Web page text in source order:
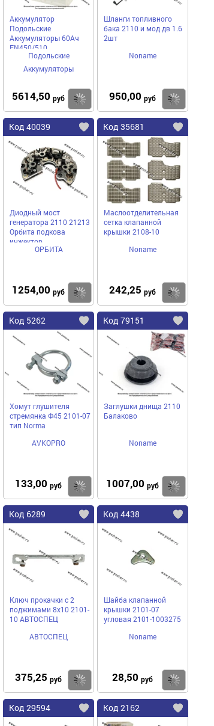
Аккумулятор
Подольские
Аккумуляторы 60Ач
EN450/510
242х175х190 обр/п
П203845
Подольские
Аккумуляторы
5614,50 руб Купить
Шланги топливного
бака 2110 и мод дв 1.6
2шт
Noname
950,00 руб
Код 40039
Диодный мост
генератора 2110 21213
Орбита подкова
инжектор
ОРБИТА
1254,00 руб Купить
Код 35681
Маслоотделительная
сетка клапанной
крышки 2108-10
Noname
242,25 руб
Код 5262
Хомут глушителя
стремянка Ф45 2101-07
тип Norma
AVKOPRO
133,00 руб Купить
Код 79151
Заглушки днища 2110
Балаково
Noname
1007,00 руб
Код 6289
Ключ прокачки с 2
поджимами 8x10 2101-
10 АВТОСПЕЦ
АВТОСПЕЦ
375,25 руб Купить
Код 4438
Шайба клапанной
крышки 2101-07
угловая 2101-1003275
Noname
28,50 руб
Код 29594 Код 2162